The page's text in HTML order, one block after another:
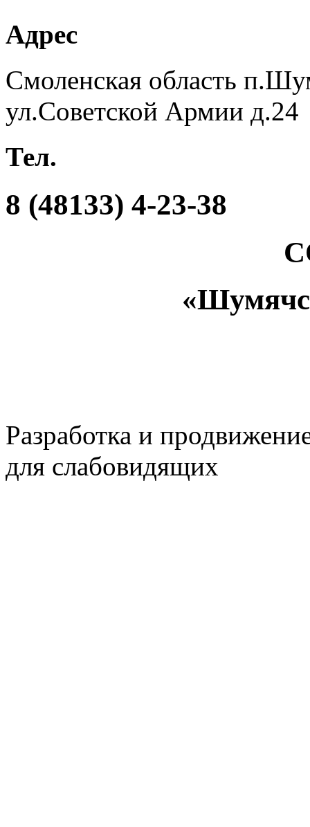
Адрес
Смоленская область
ул.Советской Армии д.24
Тел.
8 (48133) 4-23-38
Разработка и
для слабовидящих